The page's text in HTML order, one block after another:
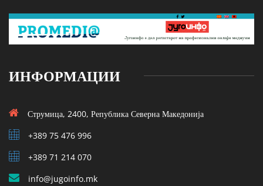
ИНФОРМАЦИИ
Струмица, 2400, Република Северна Македонија
+389 75 476 996
+389 71 214 070
info@jugoinfo.mk